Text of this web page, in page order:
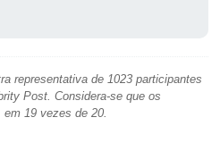
representativa de 1023 participantes
Post. Considera-se que os
19 vezes de 20.